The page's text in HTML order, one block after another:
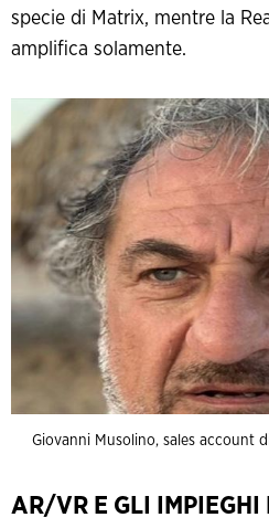
specie di Matrix, mentre la
amplifica solamente.
Giovanni Musolino, sales account
AR/VR E GLI IMPIEGHI